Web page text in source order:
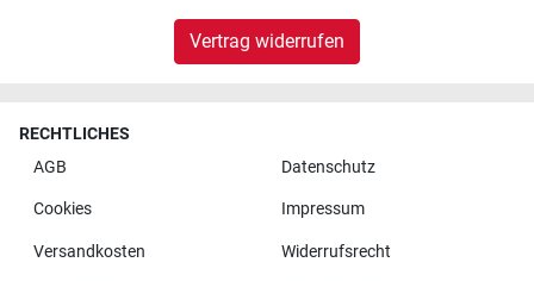
Vertrag widerrufen
RECHTLICHES
AGB
Datenschutz
Cookies Impressum
Versandkosten Widerrufsrecht